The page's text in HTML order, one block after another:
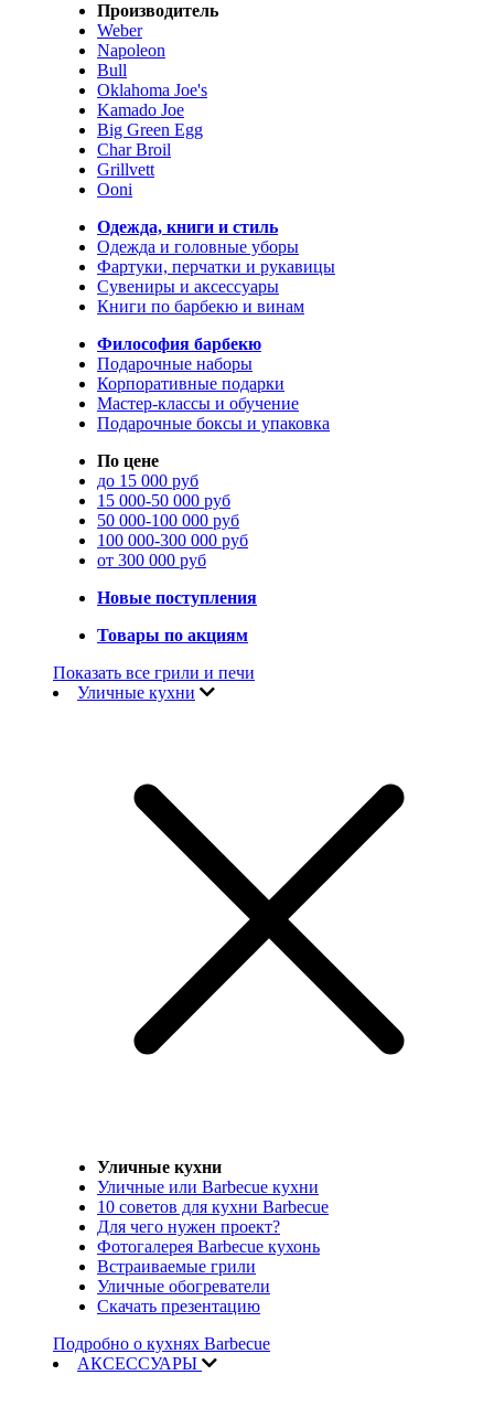
Производитель
Weber
Napoleon
Bull
Oklahoma Joe's
Kamado Joe
Big Green Egg
Char Broil
Grillvett
Ooni
Одежда, книги и стиль
Одежда и головные уборы
Фартуки, перчатки и рукавицы
Сувениры и аксессуары
Книги по барбекю и винам
Философия барбекю
Подарочные наборы
Корпоративные подарки
Мастер-классы и обучение
Подарочные боксы и упаковка
По цене
до 15 000 руб
15 000-50 000 руб
50 000-100 000 руб
100 000-300 000 руб
от 300 000 руб
Новые поступления
Товары по акциям
Показать все грили и печи
Уличные кухни
Уличные кухни
Уличные или Barbecue кухни
10 советов для кухни Barbecue
Для чего нужен проект?
Фотогалерея Barbecue кухонь
Встраиваемые грили
Уличные обогреватели
Скачать презентацию
Подробно о кухнях Barbecue
АКСЕССУАРЫ